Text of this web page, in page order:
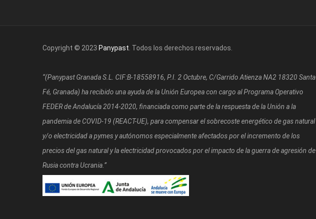
Copyright © 2023 Panypast . Todos los derechos reservados.
“(Panypast Granada S.L. CIF:B-18558916, P.I. 2 Octubre, C/Garrido Atienza NA2 18320 Santa
Fé, Granada) ha recibido una ayuda de la Unión Europea con cargo al Programa Operativo
FEDER de Andalucía 2014-2020, financiada como parte de la respuesta de la Unión a la
pandemia de COVID-19 (REACT-UE), para compensar el sobrecoste energético de gas natural
y/o electricidad a pymes y autónomos especialmente afectados por el incremento de los
precios del gas natural y la electricidad provocados por el impacto de la guerra de agresión de
Rusia contra Ucrania.”